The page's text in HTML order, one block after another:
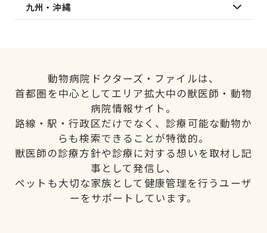
九州・沖縄
動物病院ドクターズ・ファイルは、
首都圏を中心としてエリア拡大中の獣医師・動物
病院情報サイト。
路線・駅・行政区だけでなく、診療可能な動物か
らも検索できることが特徴的。
獣医師の診療方針や診療に対する想いを取材し記
事として発信し、
ペットも大切な家族として健康管理を行うユーザ
ーをサポートしています。